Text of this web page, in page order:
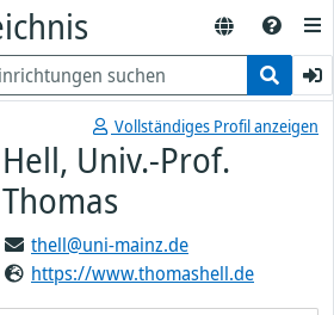
Vollständiges Profil anzeigen
Hell, Univ.-Prof.
Thomas
thell@uni-mainz.de
https://www.thomashell.de